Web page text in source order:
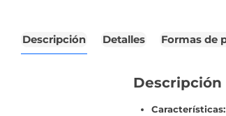
Descripción Detalles Formas de
Descripción
Características: